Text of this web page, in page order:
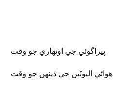
پيراگوئي جي اونهاري جو وقت
هوائي اليوٽين جي ڏينهن جو وقت